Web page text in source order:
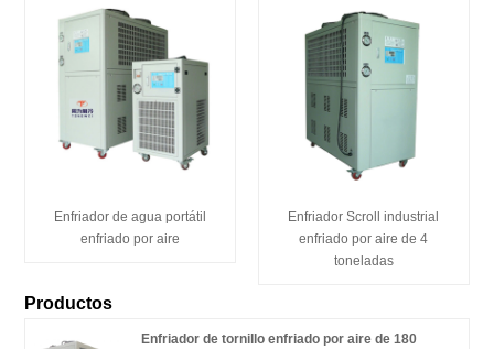
Enfriador de agua portátil
enfriado por aire
Enfriador Scroll industrial
enfriado por aire de 4
toneladas
Productos
Enfriador de tornillo enfriado por aire de 180